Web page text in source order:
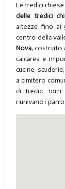
Le tredici
delle tredici
altezze fino ai
centro della
Nova, costruito
calcarea e
cucine,
a cimitero
di tredici torri
riunivano i